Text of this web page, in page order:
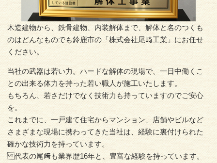
木造建物から、鉄骨建物、内装解体まで、解体と名のつくも
のはどんなものでも鈴鹿市の「株式会社尾﨑工業」にお任せ
ください。
当社の武器は若い力。 ハードな解体の現場で、一日中働くこ
との出来る体力を持った若い職人が施工いたします。
もちろん、若さだけでなく技術力も持っていますのでご安心
を。
これまでに、一戸建て住宅からマンション、店舗やビルなど
さまざまな現場に携わってきた当社は、経験に裏付けられた
確かな技術力を持っています。
代表の尾﨑も業界歴16年と、豊富な経験を持っています。